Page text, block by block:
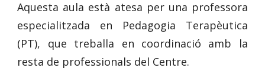
Aquesta aula està atesa per una professora
especialitzada en Pedagogia Terapèutica
(PT), que treballa en coordinació amb la
resta de professionals del Centre.